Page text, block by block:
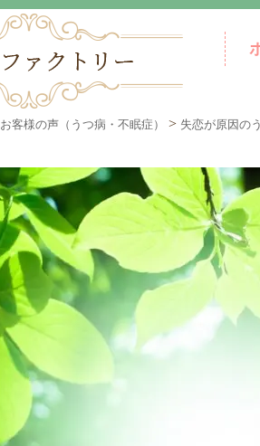
お客様の声（うつ病・不眠症） > 失恋が原因の